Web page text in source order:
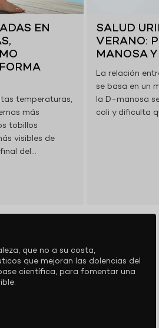
EN
temperaturas,
más
tobillos
visibles de
del...
SALUD
VERANO:
MANOSA
La relación
se basa en un
la D-manosa
coli y dificulta
que no a su costa,
que mejoran las dolencias del
científica, para fomentar una